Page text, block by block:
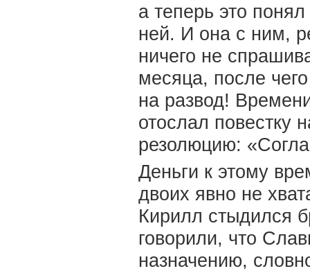
а теперь это
ней. И она с ним,
ничего не
месяца, после
на развод!
отослал повестку
резолюцию:
Деньги к этому
двоих явно не
Кирилл стыдился
говорили, что
назначению,